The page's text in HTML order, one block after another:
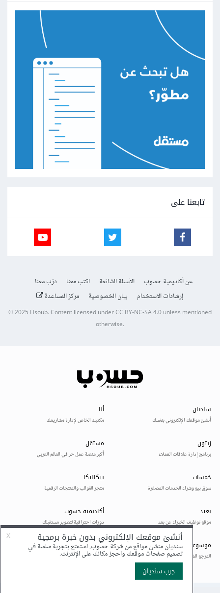
تابعنا على
عن أكاديمية حسوب الأسئلة الشائعة اكتب معنا
درّب معنا
إرشادات الاستخدام
بيان الخصوصية مركز المساعدة
© 2025Hsoub.Content licensed underCC BY-NC-SA 4.0unless mentioned
otherwise.